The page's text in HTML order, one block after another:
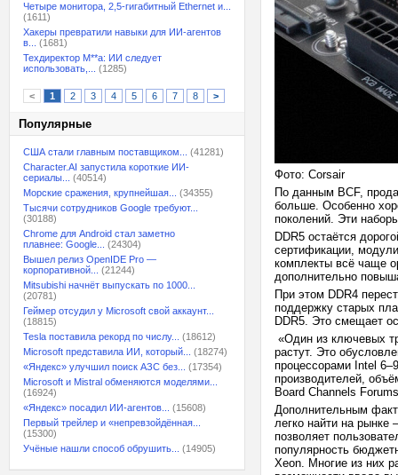
Четыре монитора, 2,5-гигабитный Ethernet и...
(1611)
Хакеры превратили навыки для ИИ-агентов
в...
(1681)
Техдиректор M**a: ИИ следует
использовать,...
(1285)
< 1 2 3 4 5 6 7 8 >
Популярные
США стали главным поставщиком...
(41281)
Character.AI запустила короткие ИИ-
сериалы...
(40514)
Морские сражения, крупнейшая...
(34355)
Тысячи сотрудников Google требуют...
(30188)
Chrome для Android стал заметно
плавнее: Google...
(24304)
Вышел релиз OpenIDE Pro —
корпоративной...
(21244)
Mitsubishi начнёт выпускать по 1000...
(20781)
Геймер отсудил у Microsoft свой аккаунт...
(18815)
Tesla поставила рекорд по числу...
(18612)
Microsoft представила ИИ, который...
(18274)
«Яндекс» улучшил поиск АЗС без...
(17354)
Microsoft и Mistral обменяются моделями...
(16924)
«Яндекс» посадил ИИ-агентов...
(15608)
Первый трейлер и «непревзойдённая...
(15300)
Учёные нашли способ обрушить...
(14905)
Фото: Corsair
По данным BCF,
больше. Особенно
поколений. Эти
DDR5 остаётся
сертификации,
комплекты всё чаще
дополнительно
При этом DDR4
поддержку старых
DDR5. Это смещает
«Один из ключевых
растут. Это
процессорами Intel
производителей,
Board Channels
Дополнительным
легко найти на
позволяет
популярность
Xeon. Многие из них